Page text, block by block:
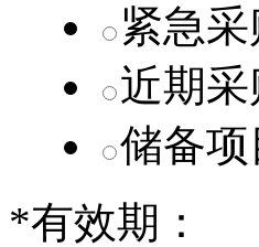
紧急采
近期采
储备项
*有效期：